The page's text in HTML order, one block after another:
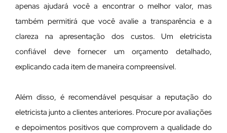
apenas ajudará você a encontrar o melhor valor, mas
também permitirá que você avalie a transparência e a
clareza na apresentação dos custos. Um eletricista
confiável deve fornecer um orçamento detalhado,
explicando cada item de maneira compreensível.
Além disso, é recomendável pesquisar a reputação do
eletricista junto a clientes anteriores. Procure por avaliações
e depoimentos positivos que comprovem a qualidade do